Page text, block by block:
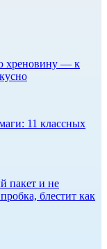
хреновину — к
11 классных
пакет и не
блестит как